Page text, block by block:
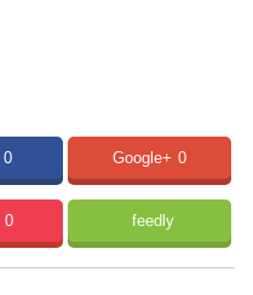
0 Google+ 0
0 feedly